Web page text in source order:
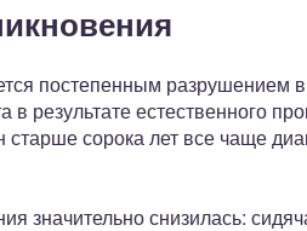
постепенным разрушением
результате естественного
сорока лет все чаще
значительно снизилась: